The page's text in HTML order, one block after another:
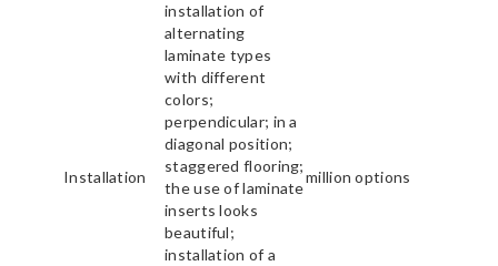
Installation
installation of
alternating
laminate types
with different
colors;
perpendicular; in a
diagonal position;
staggered flooring;
the use of laminate
inserts looks
beautiful;
installation of a
million options